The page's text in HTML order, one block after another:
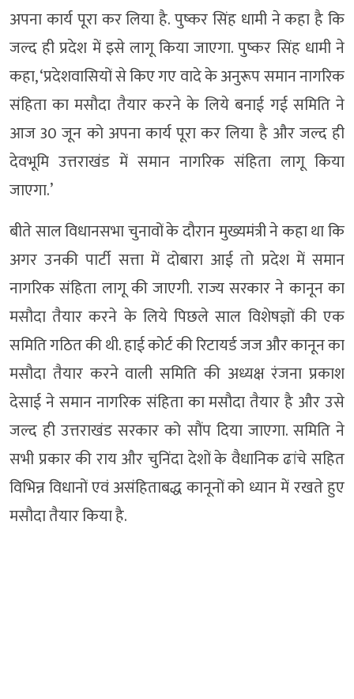
अपना कार्य पूरा कर लिया है. पुष्कर सिंह धामी ने कहा है कि
जल्द ही प्रदेश में इसे लागू किया जाएगा. पुष्कर सिंह धामी ने
कहा, ‘प्रदेशवासियों से किए गए वादे के अनुरूप समान नागरिक
संहिता का मसौदा तैयार करने के लिये बनाई गई समिति ने
आज 30 जून को अपना कार्य पूरा कर लिया है और जल्द ही
देवभूमि उत्तराखंड में समान नागरिक संहिता लागू किया
जाएगा.’
बीते साल विधानसभा चुनावों के दौरान मुख्यमंत्री ने कहा था कि
अगर उनकी पार्टी सत्ता में दोबारा आई तो प्रदेश में समान
नागरिक संहिता लागू की जाएगी. राज्य सरकार ने कानून का
मसौदा तैयार करने के लिये पिछले साल विशेषज्ञों की एक
समिति गठित की थी. हाई कोर्ट की रिटायर्ड जज और कानून का
मसौदा तैयार करने वाली समिति की अध्यक्ष रंजना प्रकाश
देसाई ने समान नागरिक संहिता का मसौदा तैयार है और उसे
जल्द ही उत्तराखंड सरकार को सौंप दिया जाएगा. समिति ने
सभी प्रकार की राय और चुनिंदा देशों के वैधानिक ढांचे सहित
विभिन्न विधानों एवं असंहिताबद्ध कानूनों को ध्यान में रखते हुए
मसौदा तैयार किया है.